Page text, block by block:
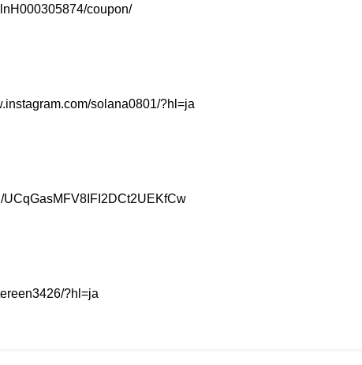
coupon/
solana0801/?hl=ja
UCqGasMFV8IFI2DCt2UEKfCw
?hl=ja